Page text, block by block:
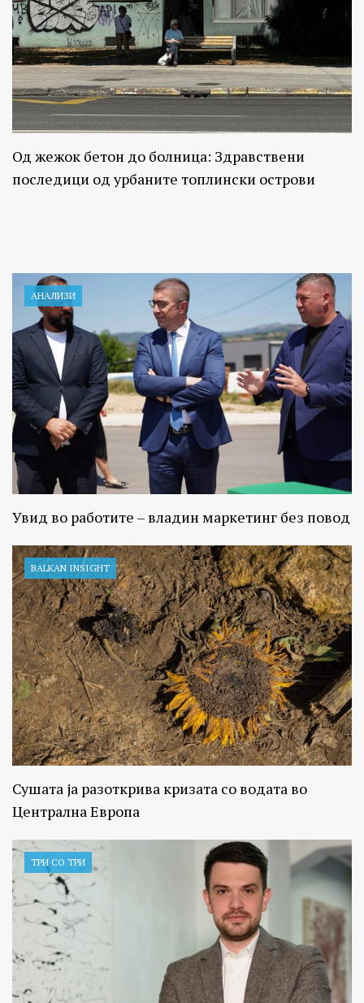
Од жежок бетон до болница: Здравствени
последици од урбаните топлински острови
АНАЛИЗИ
Увид во работите – владин маркетинг без повод
BALKAN INSIGHT
Сушата ја разоткрива кризата со водата во
Централна Европа
ТРИ СО ТРИ